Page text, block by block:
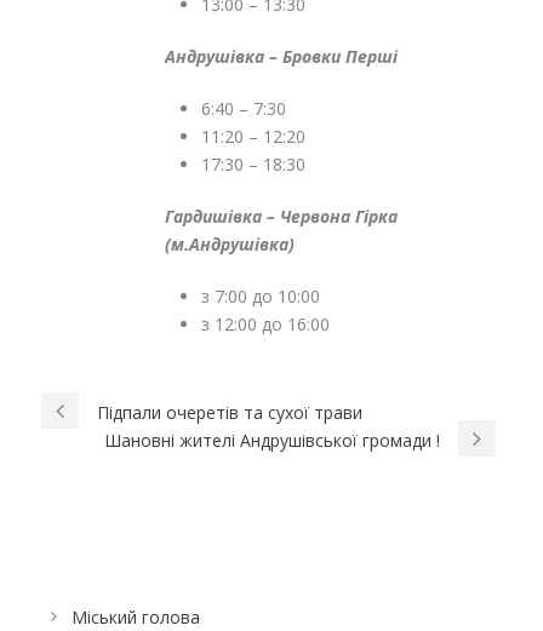
13:00 – 13:30
Андрушівка – Бровки Перші
6:40 – 7:30
11:20 – 12:20
17:30 – 18:30
Гардишівка – Червона Гірка
(м.Андрушівка)
з 7:00 до 10:00
з 12:00 до 16:00
Підпали очеретів та сухої трави
Шановні жителі Андрушівської громади !
Міський голова